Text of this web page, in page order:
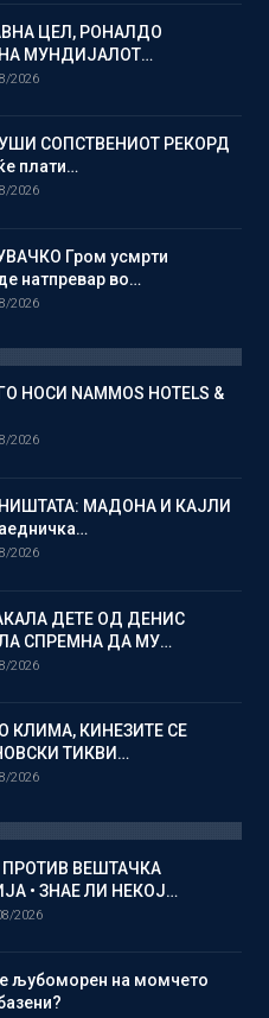
ЦЕЛ, РОНАЛДО
МУНДИЈАЛОТ…
2026
СОПСТВЕНИОТ РЕКОРД
плати…
2026
Гром усмрти
натпревар во…
2026
НОСИ NAMMOS HOTELS &
2026
МАДОНА И КАЈЛИ
2026
ДЕТЕ ОД ДЕНИС
СПРЕМНА ДА МУ…
2026
КЛИМА, КИНЕЗИТЕ СЕ
ТИКВИ…
2026
ВЕШТАЧКА
• ЗНАЕ ЛИ НЕКОЈ…
2026
љубоморен на момчето